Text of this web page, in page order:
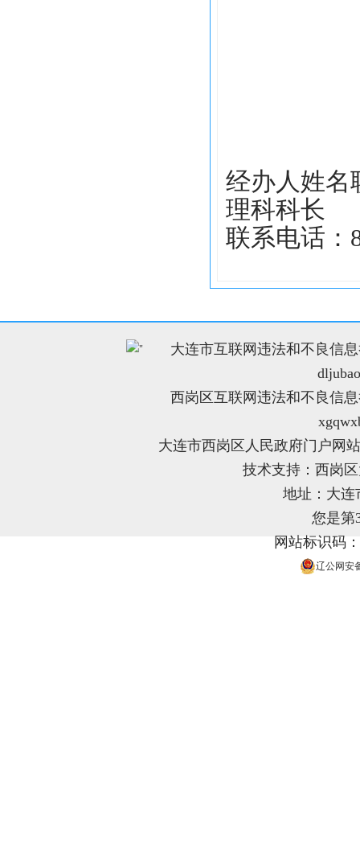
经办人姓名
理科科长
联系电话：
"
大连市互联网违法和不良信
西岗区互联网违法和不良信
大连市西岗区人民政府门户网
技术支持：西岗
地址：大连
您是第
网站标识码
辽公网安